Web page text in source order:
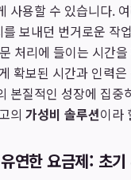
사용할 수 있습니다.
보내던 번거로운 작
처리에 들이는 시간
확보된 시간과 인력
본질적인 성장에 집중
의 가성비 솔루션이라
연한 요금제: 초